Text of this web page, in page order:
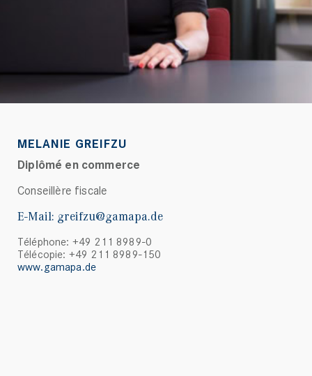
MELANIE GREIFZU
Diplômé en commerce
Conseillère fiscale
E-Mail: greifzu@gamapa.de
Téléphone: +49 211 8989-0
Télécopie: +49 211 8989-150
www.gamapa.de